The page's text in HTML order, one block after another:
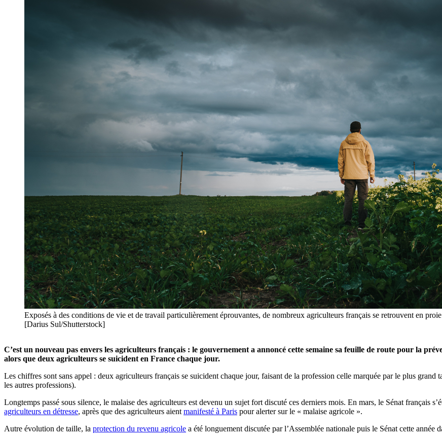
Exposés à des conditions de vie et de travail particulièrement éprouvantes, de nombreux agriculteurs français se retrouvent en
[Darius Sul/Shutterstock]
C’est un nouveau pas envers les agriculteurs français : le gouvernement a annoncé cette semaine sa feuille de route pour la
alors que deux agriculteurs se suicident en France chaque jour.
Les chiffres sont sans appel : deux agriculteurs français se suicident chaque jour, faisant de la profession celle marquée par le plus
les autres professions).
Longtemps passé sous silence, le malaise des agriculteurs est devenu un sujet fort discuté ces derniers mois. En mars, le Sénat français
agriculteurs en détresse, après que des agriculteurs aient manifesté à Paris pour alerter sur le « malaise agricole ».
Autre évolution de taille, la protection du revenu agricole a été longuement discutée par l’Assemblée nationale puis le Sénat cette